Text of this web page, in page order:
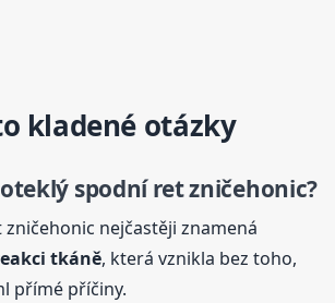
kladené otázky
spodní ret zničehonic?
nejčastěji znamená
tkáně, která vznikla bez toho,
přímé příčiny.